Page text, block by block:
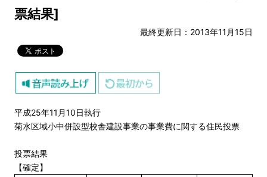
票結果]
最終更新日：2013年11月15日
平成25年11月10日執行
菊水区域小中併設型校舎建設事業の事業費に関する住民投票
投票結果
【確定】